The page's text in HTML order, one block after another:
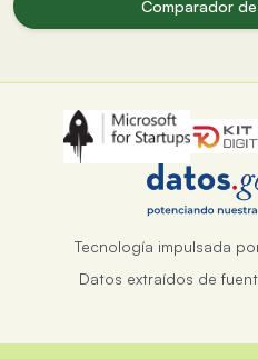
Comparador
Tecnología impulsada
Datos extraídos de